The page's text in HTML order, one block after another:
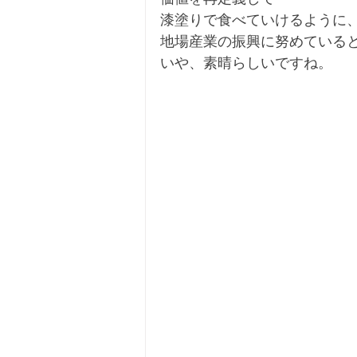
漆塗りで食べていけるように、
地場産業の振興に努めている
いや、素晴らしいですね。